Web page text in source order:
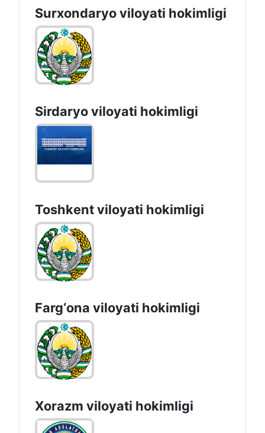
Surxondaryo vilоyati hоkimligi
Sirdaryo vilоyati hоkimligi
Toshkent vilоyati hоkimligi
Farg‘оnа vilоyati hоkimligi
Xorazm vilоyati hоkimligi